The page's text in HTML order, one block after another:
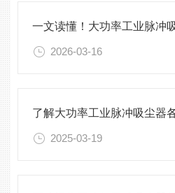
2026-03-16
2025-03-19